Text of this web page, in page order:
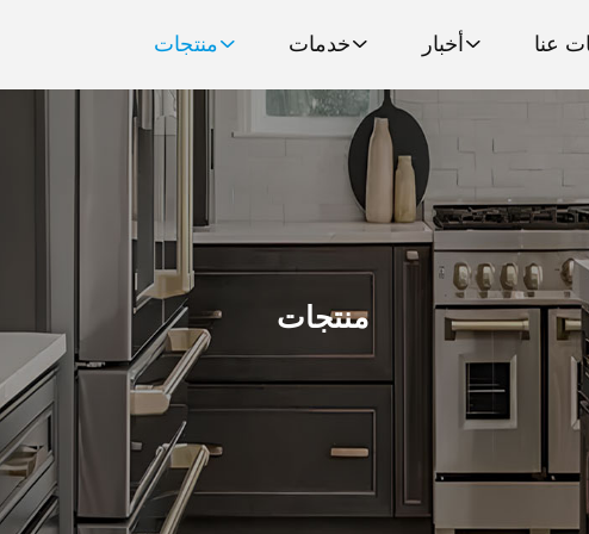
منتجات خدمات أخبار عنا
منتجات